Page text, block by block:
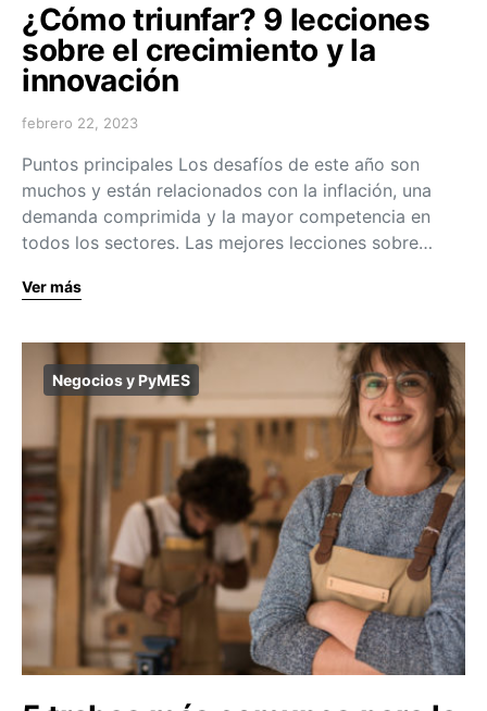
¿Cómo triunfar? 9 lecciones
sobre el crecimiento y la
innovación
febrero 22, 2023
Puntos principales Los desafíos de este año son
muchos y están relacionados con la inflación, una
demanda comprimida y la mayor competencia en
todos los sectores. Las mejores lecciones sobre…
Ver más
Negocios y PyMES